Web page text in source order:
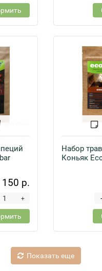
150 р.
+
Набор
Коньяк
Показать еще